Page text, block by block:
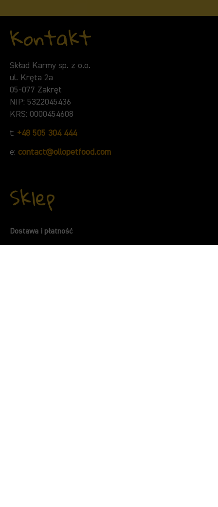
Kontakt
Skład Karmy sp. z o.o.
ul. Kręta 2a
05-077 Zakręt
NIP: 5322045436
KRS: 0000454608
t: +48 505 304 444
e: contact@ollopetfood.com
Sklep
Dostawa i płatność